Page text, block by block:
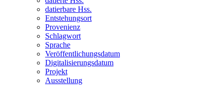
datierbare Hss.
Entstehungsort
Provenienz
Schlagwort
Sprache
Veröffentlichungsdatum
Digitalisierungsdatum
Projekt
Ausstellung